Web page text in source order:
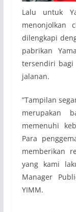
Lalu untuk
menonjolkan
dilengkapi
pabrikan
tersendiri bagi
jalanan.
”Tampilan
merupakan
memenuhi
Para
memberikan
yang kami
Manager
YIMM.